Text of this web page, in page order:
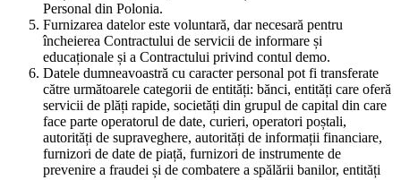
Personal din Polonia.
Furnizarea datelor este voluntară, dar necesară pentru
încheierea Contractului de servicii de informare și
educaționale și a Contractului privind contul demo.
Datele dumneavoastră cu caracter personal pot fi transferate
către următoarele categorii de entități: bănci, entități care oferă
servicii de plăți rapide, societăți din grupul de capital din care
face parte operatorul de date, curieri, operatori poștali,
autorități de supraveghere, autorități de informații financiare,
furnizori de date de piață, furnizori de instrumente de
prevenire a fraudei și de combatere a spălării banilor, entități